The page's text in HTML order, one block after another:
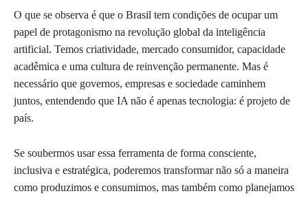
O que se observa é que o Brasil tem condições de ocupar um
papel de protagonismo na revolução global da inteligência
artificial. Temos criatividade, mercado consumidor, capacidade
acadêmica e uma cultura de reinvenção permanente. Mas é
necessário que governos, empresas e sociedade caminhem
juntos, entendendo que IA não é apenas tecnologia: é projeto de
país.
Se soubermos usar essa ferramenta de forma consciente,
inclusiva e estratégica, poderemos transformar não só a maneira
como produzimos e consumimos, mas também como planejamos